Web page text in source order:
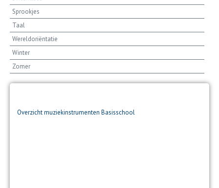
Sprookjes
Taal
Wereldoriëntatie
Winter
Zomer
Overzicht muziekinstrumenten Basisschool